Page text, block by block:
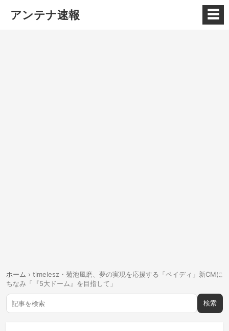
アンテナ速報 ☰
ホーム › timelesz・菊池風磨、夢の実現を応援する「ペイディ」新CMに
ちなみ「『5大ドーム』を目指して」
検索